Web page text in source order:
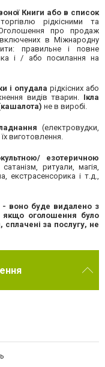
Книги або в список
рідкісними та
про продаж
в Міжнародну
правильне і повне
і / або посилання на
і опудала рідкісних або
видів тварин. Ікла
не в виробі.
(електровудки,
виготовлення.
езотеричною
ритуали, магія,
екстрасенсорика і т.д.,
воно буде видалено з
якщо оголошення було
сплачені за послугу, не